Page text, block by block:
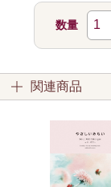
数量
関連商品